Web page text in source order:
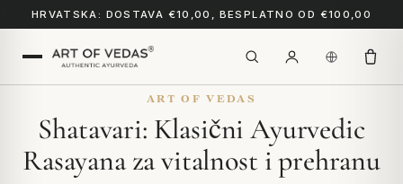
HRVATSKA: DOSTAVA €10,00, BESPLATNO OD €100,00
ART OF VEDAS
Shatavari: Klasični Ayurvedic
Rasayana za vitalnost i prehranu